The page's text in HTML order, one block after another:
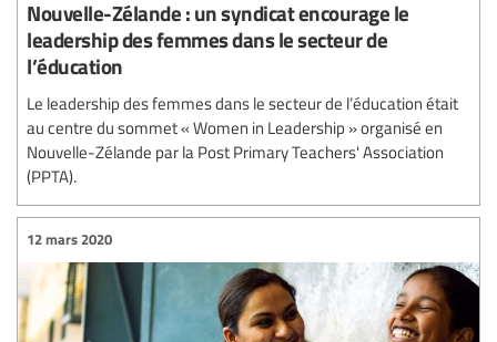
Nouvelle-Zélande : un syndicat encourage le
leadership des femmes dans le secteur de
l’éducation
Le leadership des femmes dans le secteur de l’éducation était
au centre du sommet « Women in Leadership » organisé en
Nouvelle-Zélande par la Post Primary Teachers' Association
(PPTA).
12 mars 2020